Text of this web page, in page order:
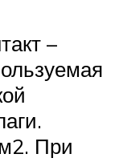
–
При